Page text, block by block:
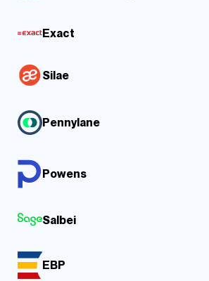
Exact
Silae
Pennylane
Powens
Salbei
EBP